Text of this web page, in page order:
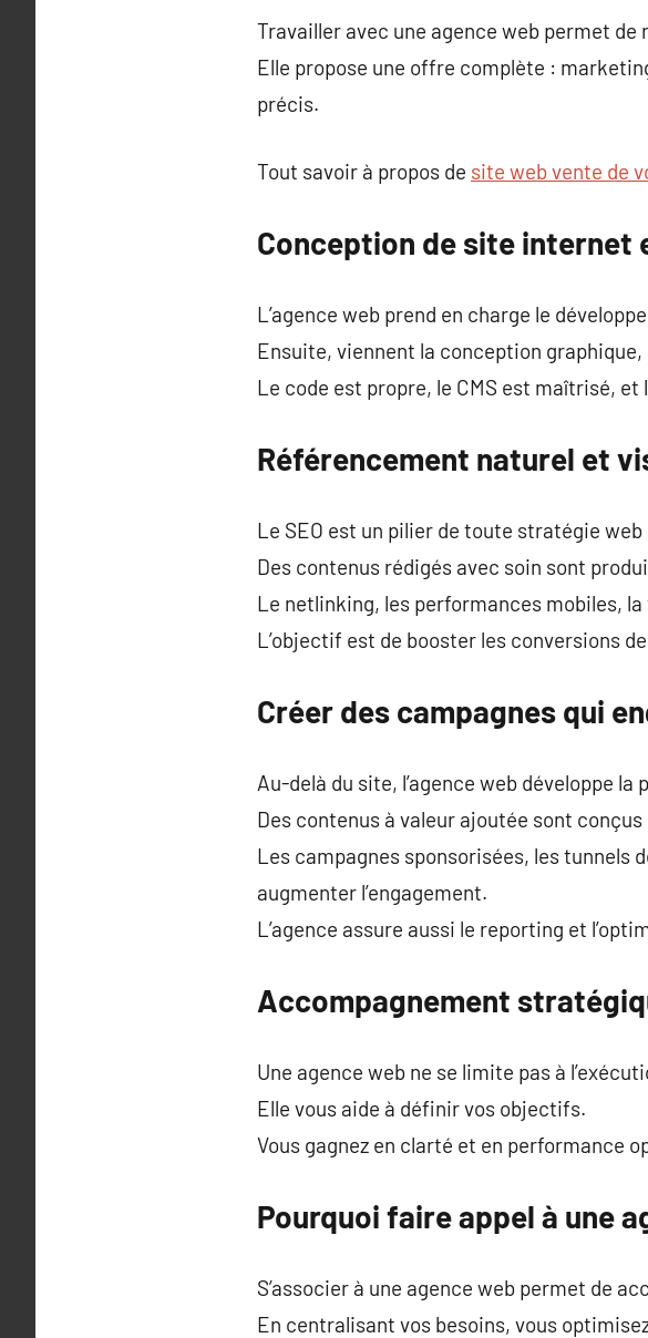
Travailler avec une agence web permet
Elle propose une offre complète :
précis.
Tout savoir à propos de site web vente de
Conception de site internet
L’agence web prend en charge le
Ensuite, viennent la conception
Le code est propre, le CMS est maîtrisé,
Référencement naturel et
Le SEO est un pilier de toute stratégie web
Des contenus rédigés avec soin sont
Le netlinking, les performances mobiles,
L’objectif est de booster les conversions
Créer des campagnes qui
Au-delà du site, l’agence web développe
Des contenus à valeur ajoutée sont
Les campagnes sponsorisées, les tunnels
augmenter l’engagement.
L’agence assure aussi le reporting et
Accompagnement
Une agence web ne se limite pas à
Elle vous aide à définir vos objectifs.
Vous gagnez en clarté et en performance
Pourquoi faire appel à une
S’associer à une agence web permet de
En centralisant vos besoins, vous